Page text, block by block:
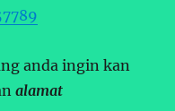
anda ingin kan
alamat